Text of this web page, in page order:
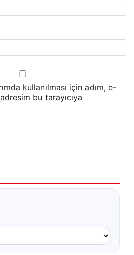
kullanılması için adım, e-
bu tarayıcıya